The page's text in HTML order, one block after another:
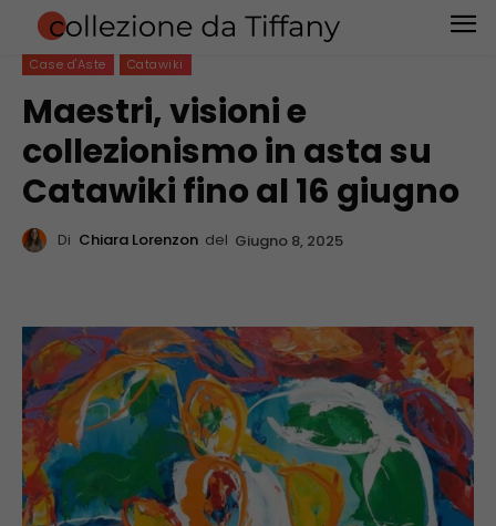
Case d'Aste Catawiki
Maestri, visioni e
collezionismo in asta su
Catawiki fino al 16 giugno
Di Chiara Lorenzon del Giugno 8, 2025